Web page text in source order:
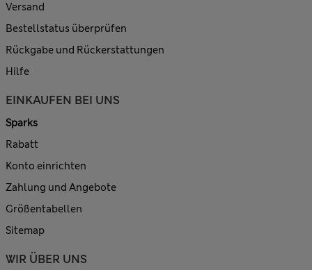
Versand
Bestellstatus überprüfen
Rückgabe und Rückerstattungen
Hilfe
EINKAUFEN BEI UNS
Sparks
Rabatt
Konto einrichten
Zahlung und Angebote
Größentabellen
Sitemap
WIR ÜBER UNS